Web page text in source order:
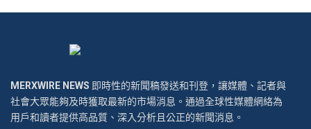
MERXWIRE NEWS 即時性的新聞稿發送和刊登，讓媒體、記者與
社會大眾能夠及時獲取最新的市場消息。通過全球性媒體網絡為
用戶和讀者提供高品質、深入分析且公正的新聞消息。